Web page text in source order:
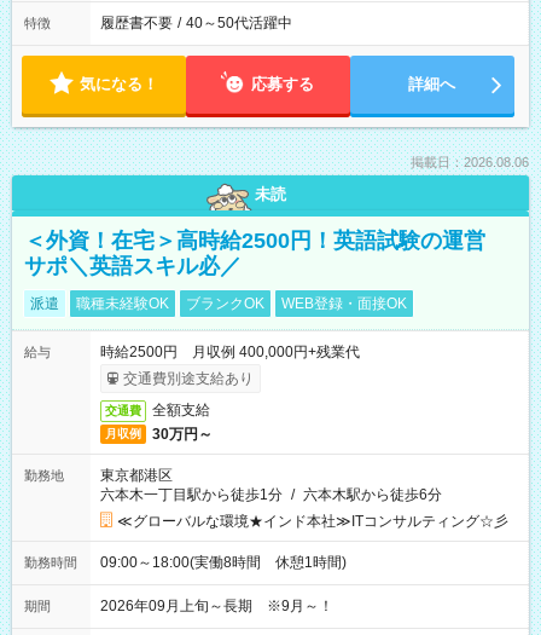
特徴 履歴書不要 / 40～50代活躍中
気になる！ 応募する 詳細へ
掲載日：2026.08.06
未読
＜外資！在宅＞高時給2500円！英語試験の運営
サポ＼英語スキル必／
派遣 職種未経験OK ブランクOK WEB登録・面接OK
給与
時給2500円 月収例 400,000円+残業代
交通費別途支給あり
交通費 全額支給
月収例 30万円～
勤務地
東京都港区
六本木一丁目駅から徒歩1分 / 六本木駅から徒歩6分
≪グローバルな環境★インド本社≫ITコンサルティング☆彡
勤務時間 09:00～18:00(実働8時間 休憩1時間)
期間 2026年09月上旬～長期 ※9月～！